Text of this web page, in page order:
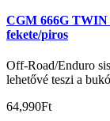
CGM 666G
fekete/piros
Off-Road/Enduro
lehetővé teszi a
64,990Ft